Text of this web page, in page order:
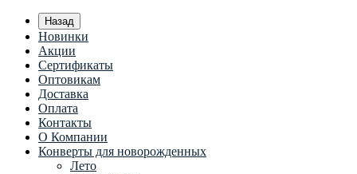
Назад
Новинки
Акции
Сертификаты
Оптовикам
Доставка
Оплата
Контакты
О Компании
Конверты для новорожденных
Лето